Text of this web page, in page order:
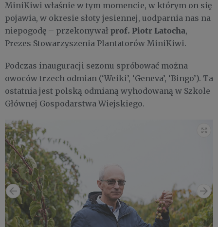
MiniKiwi właśnie w tym momencie, w którym on się
pojawia, w okresie słoty jesiennej, uodparnia nas na
niepogodę – przekonywał prof. Piotr Latocha,
Prezes Stowarzyszenia Plantatorów MiniKiwi.
Podczas inauguracji sezonu spróbować można
owoców trzech odmian (‘Weiki’, ‘Geneva’, ‘Bingo’). Ta
ostatnia jest polską odmianą wyhodowaną w Szkole
Głównej Gospodarstwa Wiejskiego.